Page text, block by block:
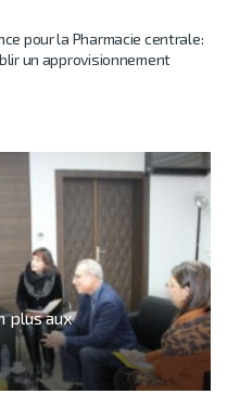
pour la Pharmacie centrale:
un approvisionnement
plus aux